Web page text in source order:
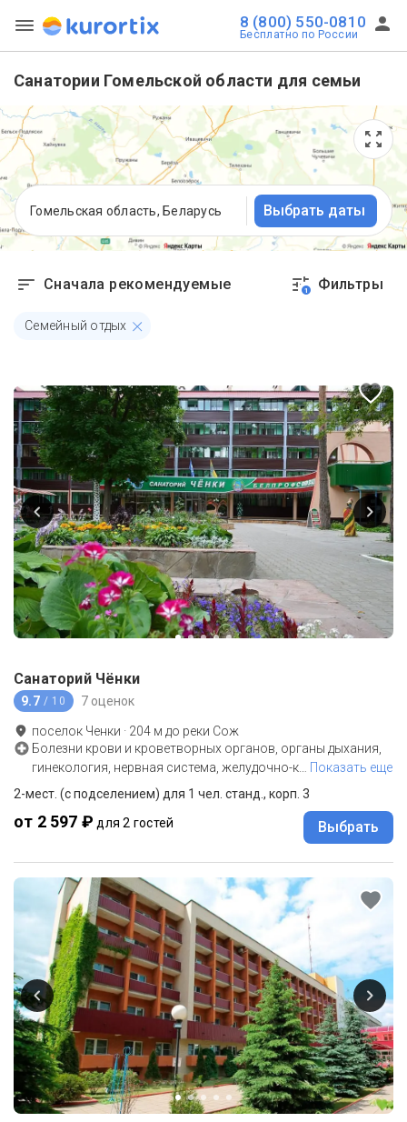
8 (800) 550-0810
Бесплатно по России
Санатории Гомельской области для семьи
Гомельская область, Беларусь Выбрать даты
Сначала рекомендуемые 1 Фильтры
Семейный отдых
Санаторий Чёнки
9.7 / 10 7 оценок
поселок Ченки · 204 м до реки Сож
Болезни крови и кроветворных органов, органы дыхания,
гинекология, нервная система, желудочно-к… Показать еще
2-мест. (с подселением) для 1 чел. станд., корп. 3
от 2 597 ₽ для 2 гостей Выбрать